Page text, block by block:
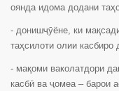
оянда идома додани
- донишҷӯёне, ки
таҳсилоти олии касбиро
- мақоми ваколатдори
касбӣ ва ҷомеа – барои